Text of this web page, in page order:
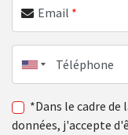
Email *
Téléphone
*Dans le cadre
données, j'accepte